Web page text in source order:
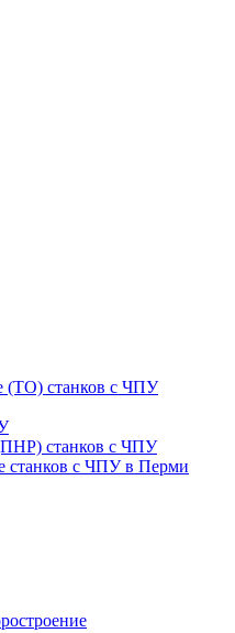
(ТО) станков с ЧПУ
станков с ЧПУ
станков с ЧПУ в Перми